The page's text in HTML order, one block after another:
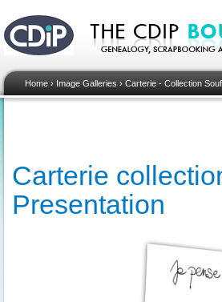
Home › Image Galleries › Carterie - Collection
Carterie
Presentation